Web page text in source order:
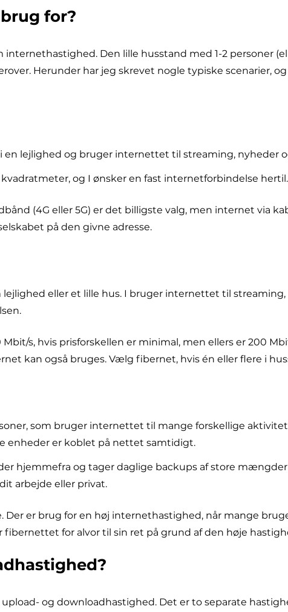
for?
Den lille husstand med 1-2 personer
Herunder har jeg skrevet nogle typiske scenarier,
i en lejlighed og bruger internettet til streaming, nyheder
og I ønsker en fast internetforbindelse
(4G eller 5G) er det billigste valg, men internet via
på den givne adresse.
lejlighed eller et lille hus. I bruger internettet til
s, hvis prisforskellen er minimal, men ellers er 200
kan også bruges. Vælg fibernet, hvis én eller flere i
som bruger internettet til mange forskellige
enheder er koblet på nettet samtidigt.
hjemmefra og tager daglige backups af store
arbejde eller privat.
Der er brug for en høj internethastighed, når mange
for alvor til sin ret på grund af den høje
og downloadhastighed. Det er to separate